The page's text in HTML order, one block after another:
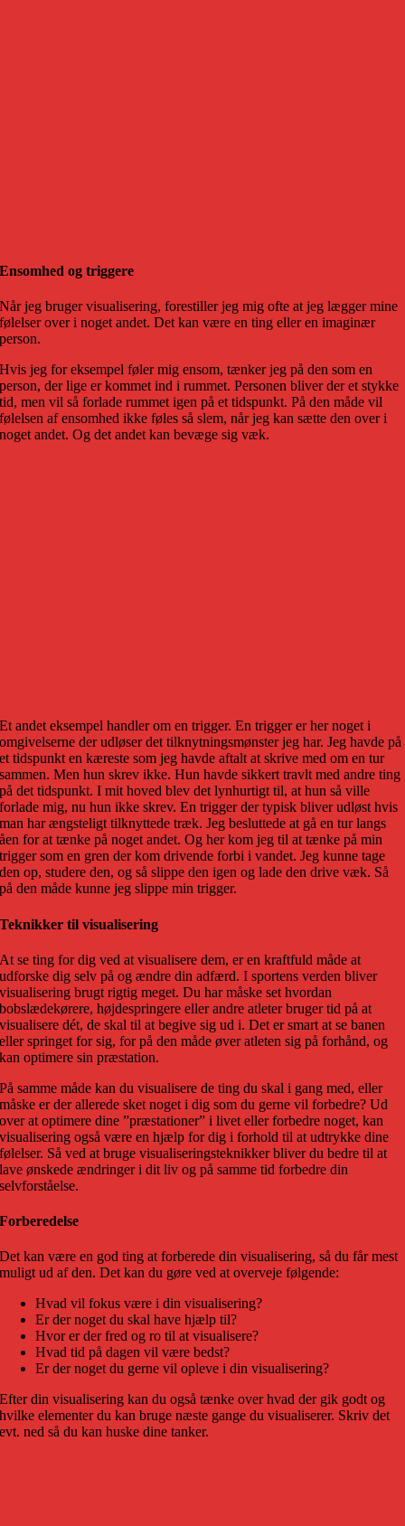
Ensomhed og triggere
Når jeg bruger visualisering, forestiller jeg mig ofte at jeg lægger mine
følelser over i noget andet. Det kan være en ting eller en imaginær
person.
Hvis jeg for eksempel føler mig ensom, tænker jeg på den som en
person, der lige er kommet ind i rummet. Personen bliver der et stykke
tid, men vil så forlade rummet igen på et tidspunkt. På den måde vil
følelsen af ensomhed ikke føles så slem, når jeg kan sætte den over i
noget andet. Og det andet kan bevæge sig væk.
Et andet eksempel handler om en trigger. En trigger er her noget i
omgivelserne der udløser det tilknytningsmønster jeg har. Jeg havde på
et tidspunkt en kæreste som jeg havde aftalt at skrive med om en tur
sammen. Men hun skrev ikke. Hun havde sikkert travlt med andre ting
på det tidspunkt. I mit hoved blev det lynhurtigt til, at hun så ville
forlade mig, nu hun ikke skrev. En trigger der typisk bliver udløst hvis
man har ængsteligt tilknyttede træk. Jeg besluttede at gå en tur langs
åen for at tænke på noget andet. Og her kom jeg til at tænke på min
trigger som en gren der kom drivende forbi i vandet. Jeg kunne tage
den op, studere den, og så slippe den igen og lade den drive væk. Så
på den måde kunne jeg slippe min trigger.
Teknikker til visualisering
At se ting for dig ved at visualisere dem, er en kraftfuld måde at
udforske dig selv på og ændre din adfærd. I sportens verden bliver
visualisering brugt rigtig meget. Du har måske set hvordan
bobslædekørere, højdespringere eller andre atleter bruger tid på at
visualisere dét, de skal til at begive sig ud i. Det er smart at se banen
eller springet for sig, for på den måde øver atleten sig på forhånd, og
kan optimere sin præstation.
På samme måde kan du visualisere de ting du skal i gang med, eller
måske er der allerede sket noget i dig som du gerne vil forbedre? Ud
over at optimere dine ”præstationer” i livet eller forbedre noget, kan
visualisering også være en hjælp for dig i forhold til at udtrykke dine
følelser. Så ved at bruge visualiseringsteknikker bliver du bedre til at
lave ønskede ændringer i dit liv og på samme tid forbedre din
selvforståelse.
Forberedelse
Det kan være en god ting at forberede din visualisering, så du får mest
muligt ud af den. Det kan du gøre ved at overveje følgende:
Hvad vil fokus være i din visualisering?
Er der noget du skal have hjælp til?
Hvor er der fred og ro til at visualisere?
Hvad tid på dagen vil være bedst?
Er der noget du gerne vil opleve i din visualisering?
Efter din visualisering kan du også tænke over hvad der gik godt og
hvilke elementer du kan bruge næste gange du visualiserer. Skriv det
evt. ned så du kan huske dine tanker.